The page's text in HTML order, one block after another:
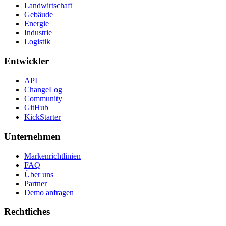
Landwirtschaft
Gebäude
Energie
Industrie
Logistik
Entwickler
API
ChangeLog
Community
GitHub
KickStarter
Unternehmen
Markenrichtlinien
FAQ
Über uns
Partner
Demo anfragen
Rechtliches